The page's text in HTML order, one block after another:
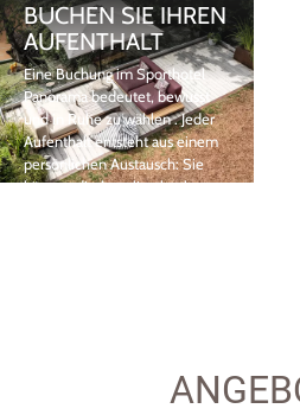
BUCHEN SIE IHREN
AUFENTHALT
Eine Buchung im Sporthotel
Panorama bedeutet, bewusst
und in Ruhe zu wählen . Jeder
Aufenthalt entsteht aus einem
persönlichen Austausch: Sie
können direkt online buchen
unkomplizierter und direkter